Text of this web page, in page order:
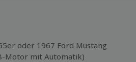
oder 1967 Ford Mustang
Motor mit Automatik)